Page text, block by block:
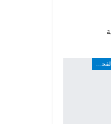
عبد الرحمن بن وهف القحطاني